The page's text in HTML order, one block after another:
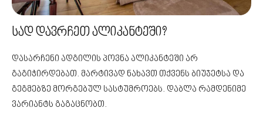
სად დავრჩეთ ალიკანტეში?
დასარჩენი ადგილის პოვნა ალიკანტეში არ
გაგიჭირდებათ. მარტივად ნახავთ თქვენს ბიუჯეტსა და
გეგმებზე მორგებულ სასტუმროებს. დაბლა რამდენიმე
ვარიანტს გაგაცნობთ.